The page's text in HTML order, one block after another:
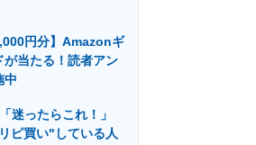
クノロジーの最前線
円分】Amazonギ
が当たる！読者アン
中
迷ったらこれ！」
ピ買い"している人